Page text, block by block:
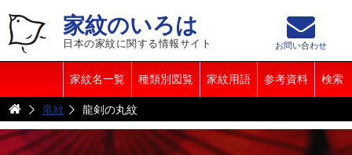
家紋のいろは
日本の家紋に関する情報サイト
家紋名一覧 種類別図覧 家紋用語 参考資料 検索
お問い合わせ
竜紋 龍剣の丸紋